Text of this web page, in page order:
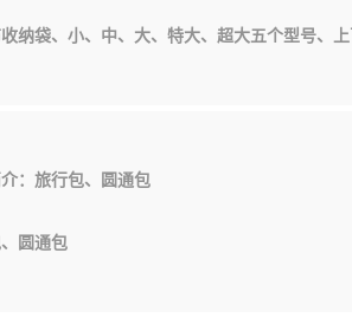
：旅行包、圆通包
圆通包